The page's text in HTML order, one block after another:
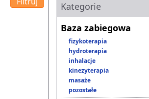
Kategorie
Baza zabiegowa
fizykoterapia
hydroterapia
inhalacje
kinezyterapia
masaże
pozostałe